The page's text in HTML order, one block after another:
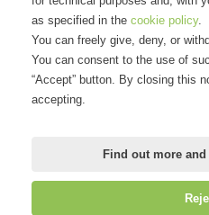
as specified in the cookie policy.
You can freely give, deny, or
You can consent to the use of
“Accept” button. By closing this
accepting.
Find out more